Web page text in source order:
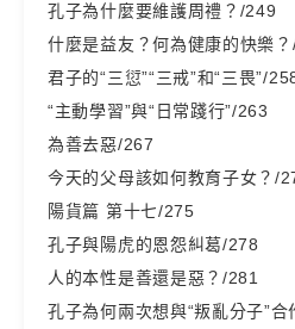
孔子為什麼要維護周禮？/249
什麼是益友？何為健康的快樂
君子的“三愆”“三戒”和“三畏”/
“主動學習”與“日常踐行”/263
為善去惡/267
今天的父母該如何教育子女？/
陽貨篇 第十七/275
孔子與陽虎的恩怨糾葛/278
人的本性是善還是惡？/281
孔子為何兩次想與“叛亂分子”合